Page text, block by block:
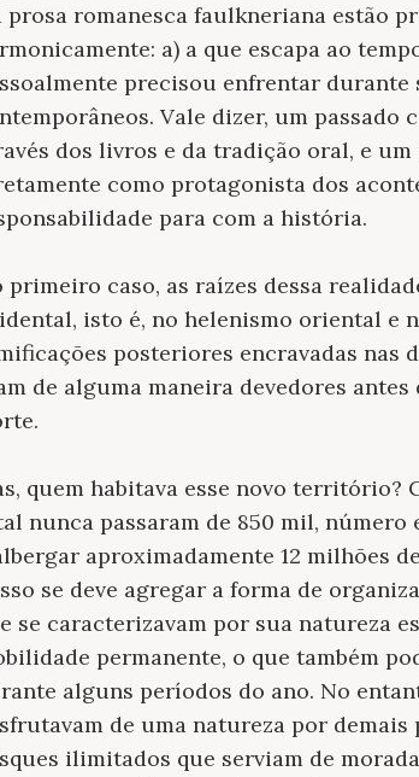
prosa romanesca faulkneriana estão
a) a que escapa ao
precisou enfrentar durante
Vale dizer, um
dos livros e da tradição oral, e
como protagonista dos
para com a história.
primeiro caso, as raízes dessa
isto é, no helenismo oriental e
posteriores encravadas nas
de alguma maneira devedores
quem habitava esse novo
nunca passaram de 850 mil,
aproximadamente 12 milhões
se deve agregar a forma de
se caracterizavam por sua natureza
permanente, o que também
alguns períodos do ano. No
de uma natureza por
ilimitados que serviam de